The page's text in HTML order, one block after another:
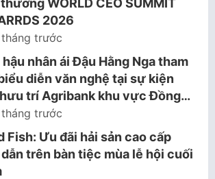
WORLD CEO SUMMIT
2026
trước
hậu nhân ái Đậu Hằng Nga tham
diễn văn nghệ tại sự kiện
trí Agribank khu vực Đồng…
trước
Fish: Ưu đãi hải sản cao cấp
dẫn trên bàn tiệc mùa lễ hội cuối